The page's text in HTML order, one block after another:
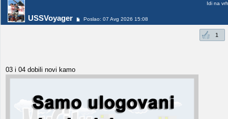
USSVoyager Poslao: 07 Avg 2026 15:08
Idi na vrh
1
03 i 04 dobili novi kamo